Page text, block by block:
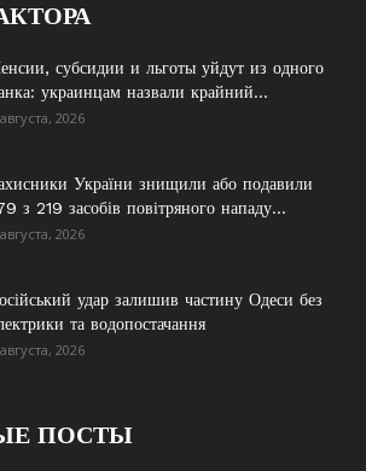
субсидии и льготы уйдут из одного
украинцам назвали крайний...
2026
України знищили або подавили
з 219 засобів повітряного нападу...
2026
удар залишив частину Одеси без
та водопостачання
2026
ПОСТЫ